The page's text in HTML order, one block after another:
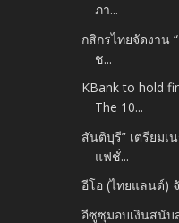
ภา...
กสิกรไทยจัดงาน
ช...
KBank to hold
The 10...
สันติบุรี” เตรียมเ
แฟชั่...
อีโอ (ไทยแลนด์)
อีซูซุมอบเงินสนับ